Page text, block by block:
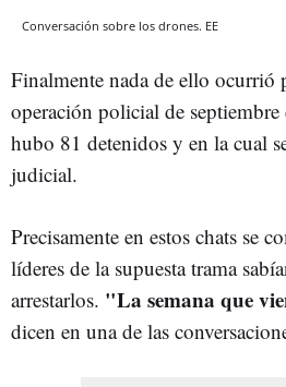
Conversación sobre los drones. EE
Finalmente nada de ello ocurrió
operación policial de
hubo 81 detenidos y en la cual
judicial.
Precisamente en estos chats se
líderes de la supuesta trama
arrestarlos. "La semana que
dicen en una de las